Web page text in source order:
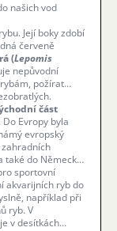
našich vod
Její boky zdobí
červeně
(Lepomis
nepůvodní
požírat
část
Evropy byla
evropský
také do Německa,
sportovní
akvarijních ryb do
například při
ryb. V
v desítkách